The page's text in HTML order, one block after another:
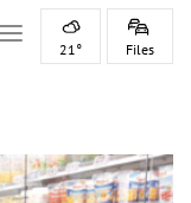
Toggle navigation
21° Files